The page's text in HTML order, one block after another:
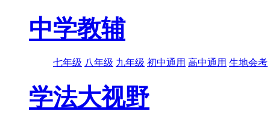
中学教辅
七年级 八年级 九年级 初中通用 高中通用 生地会考
学法大视野